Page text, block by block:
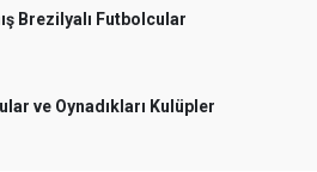
Brezilyalı Futbolcular
ve Oynadıkları Kulüpler